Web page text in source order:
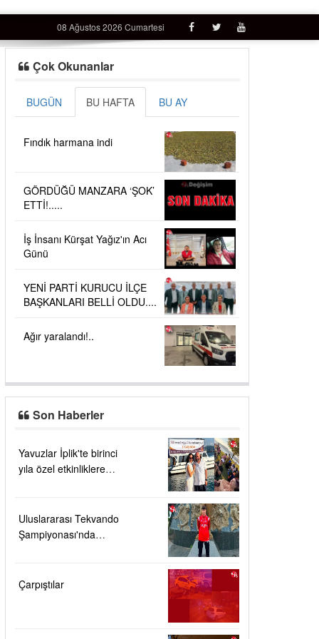
08 Ağustos 2026 Cumartesi
Çok Okunanlar
BUGÜN BU HAFTA BU AY
Fındık harmana indi
GÖRDÜĞÜ MANZARA ‘ŞOK’
ETTİ!.....
İş İnsanı Kürşat Yağız'ın Acı
Günü
YENİ PARTİ KURUCU İLÇE
BAŞKANLARI BELLİ OLDU....
Ağır yaralandı!..
Son Haberler
Yavuzlar İplik'te birinci
yıla özel etkinliklere
Uluslararası Tekvando
Şampiyonası'nda
Çarpıştılar